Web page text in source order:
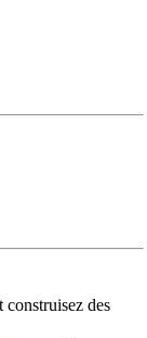
construisez des